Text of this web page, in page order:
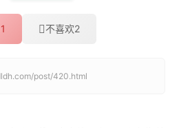
不喜欢2
post/420.html